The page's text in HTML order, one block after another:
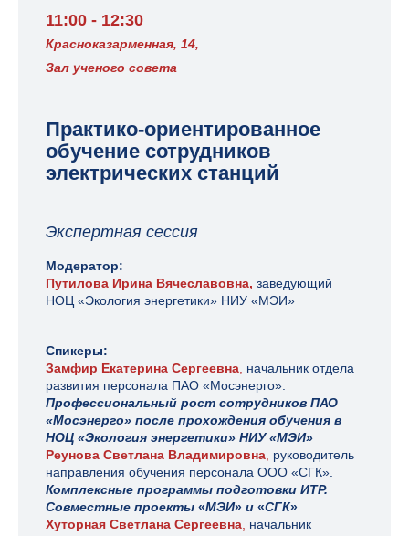
11:00 - 12:30
Красноказарменная, 14,
Зал ученого совета
Практико-ориентированное
обучение сотрудников
электрических станций
Экспертная сессия
Модератор:
Путилова Ирина Вячеславовна, заведующий
НОЦ «Экология энергетики» НИУ «МЭИ»
Спикеры:
Замфир Екатерина Сергеевна начальник отдела
развития персонала ПАО «Мосэнерго».
Профессиональный рост сотрудников ПАО
«Мосэнерго» после прохождения обучения в
НОЦ «Экология энергетики» НИУ «МЭИ»
Реунова Светлана Владимировна руководитель
направления обучения персонала ООО «СГК».
Комплексные программы подготовки ИТР.
Совместные проекты «МЭИ» и «СГК»
Хуторная Светлана Сергеевна начальник